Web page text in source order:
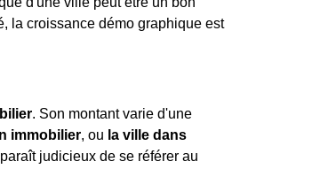
la croissance démo graphique est
. Son montant varie d'une
immobilier, ou la ville dans
judicieux de se référer au